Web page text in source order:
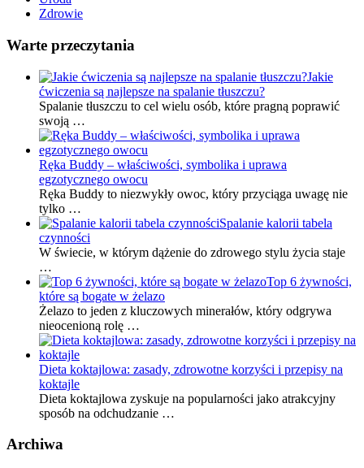
Zdrowie
Warte przeczytania
Jakie
ćwiczenia są najlepsze na spalanie tłuszczu?
Spalanie tłuszczu to cel wielu osób, które pragną poprawić
swoją …
Ręka Buddy – właściwości, symbolika i uprawa
egzotycznego owocu
Ręka Buddy to niezwykły owoc, który przyciąga uwagę nie
tylko …
Spalanie kalorii tabela
czynności
W świecie, w którym dążenie do zdrowego stylu życia staje
…
Top 6 żywności,
które są bogate w żelazo
Żelazo to jeden z kluczowych minerałów, który odgrywa
nieocenioną rolę …
Dieta koktajlowa: zasady, zdrowotne korzyści i przepisy na
koktajle
Dieta koktajlowa zyskuje na popularności jako atrakcyjny
sposób na odchudzanie …
Archiwa